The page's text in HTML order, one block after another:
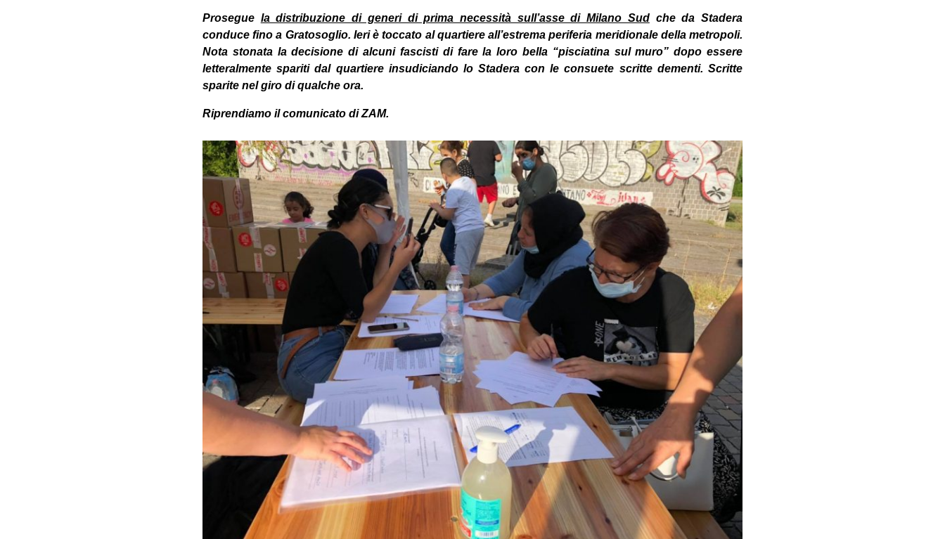
Prosegue la distribuzione di generi di prima necessità sull’asse di Milano Sudche da Stadera
conduce fino a Gratosoglio. Ieri è toccato al quartiere all’estrema periferia meridionale della metropoli.
Nota stonata la decisione di alcuni fascisti di fare la loro bella “pisciatina sul muro” dopo essere
letteralmente spariti dal quartiere insudiciando lo Stadera con le consuete scritte dementi. Scritte
sparite nel giro di qualche ora.
Riprendiamo il comunicato di ZAM.